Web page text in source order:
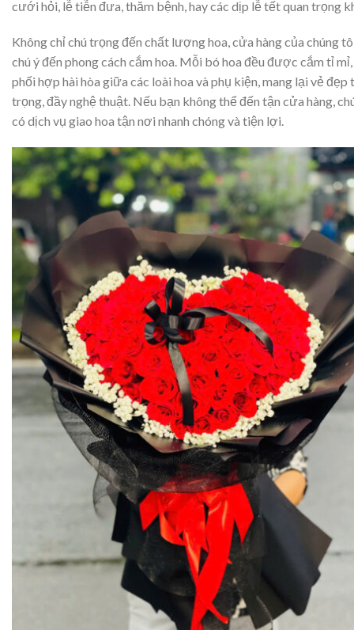
cưới hỏi, lễ tiễn đưa, thăm bệnh, hay các dịp lễ tết quan trọng
Không chỉ chú trọng đến chất lượng hoa, cửa hàng của chúng
chú ý đến phong cách cắm hoa. Mỗi bó hoa đều được cắm tỉ
phối hợp hài hòa giữa các loài hoa và phụ kiện, mang lại vẻ đẹp
trọng, đầy nghệ thuật. Nếu bạn không thể đến tận cửa hàng,
có dịch vụ giao hoa tận nơi nhanh chóng và tiện lợi.